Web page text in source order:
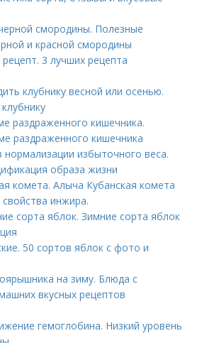
смородины. Полезные
и красной смородины
3 лучших рецепта
клубнику весной или осенью.
раздраженного кишечника.
раздраженного кишечника
нормализации избыточного веса.
образа жизни
комета. Алыча Кубанская комета
инжира.
сорта яблок. Зимние сорта яблок
50 сортов яблок с фото и
на зиму. Блюда с
вкусных рецептов
гемоглобина. Низкий уровень